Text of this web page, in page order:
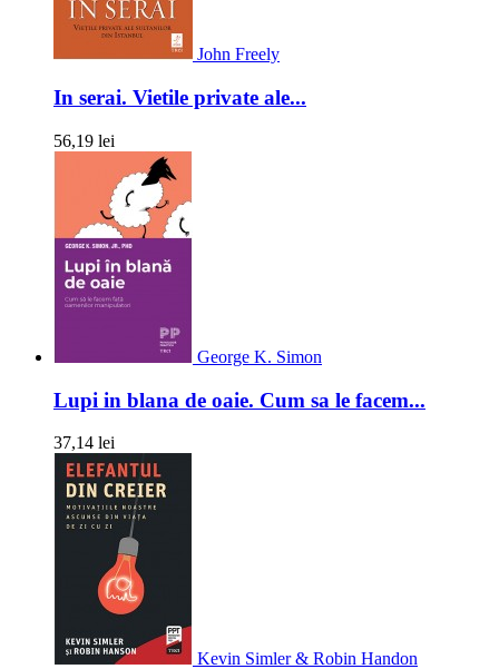
John Freely
In serai. Vietile private ale...
56,19 lei
George K. Simon
Lupi in blana de oaie. Cum sa le facem...
37,14 lei
Kevin Simler & Robin Handon